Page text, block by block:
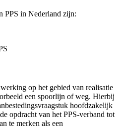
PPS in Nederland zijn:
op het gebied van realisatie
een spoorlijn of weg. Hierbij
hoofdzakelijk
opdracht van het PPS-verband tot
te merken als een